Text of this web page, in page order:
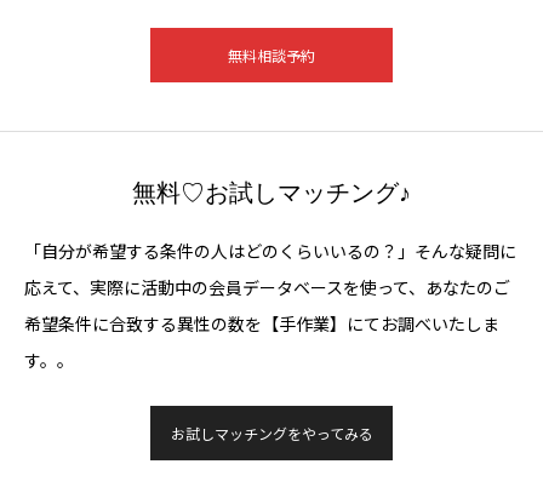
無料相談予約
無料♡お試しマッチング♪
「自分が希望する条件の人はどのくらいいるの？」そんな疑問に
応えて、実際に活動中の会員データベースを使って、あなたのご
希望条件に合致する異性の数を【手作業】にてお調べいたしま
す。。
お試しマッチングをやってみる